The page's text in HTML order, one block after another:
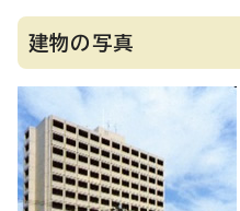
建物の写真